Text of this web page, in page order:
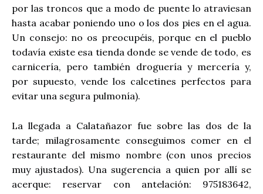
por las troncos que a modo de puente lo atraviesan
hasta acabar poniendo uno o los dos pies en el agua.
Un consejo: no os preocupéis, porque en el pueblo
todavía existe esa tienda donde se vende de todo, es
carnicería, pero también droguería y mercería y,
por supuesto, vende los calcetines perfectos para
evitar una segura pulmonía).
La llegada a Calatañazor fue sobre las dos de la
tarde; milagrosamente conseguimos comer en el
restaurante del mismo nombre (con unos precios
muy ajustados). Una sugerencia a quien por allí se
acerque: reservar con antelación: 975183642,